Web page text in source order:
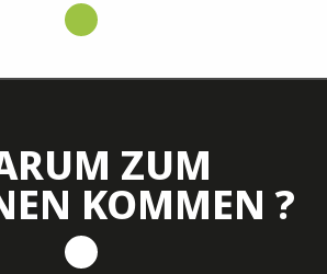
ZUM
KOMMEN ?